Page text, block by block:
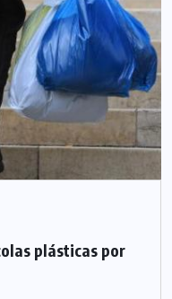
plásticas por